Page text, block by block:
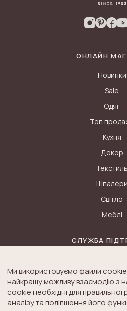
ОНЛАЙН
Новинки
Sale
Одяг
Топ
Кухня
Декор
Текстиль
Шпалери
Світло
Меблі
СЛУЖБА
Дисконт
Оплата
Ми використовуємо файли
найкращу можливу взаємодію з
cookie необхідні для
аналізу та поліпшення його